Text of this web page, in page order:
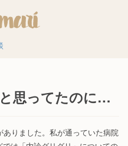
思ってたのに…
りました。私が通っていた病院